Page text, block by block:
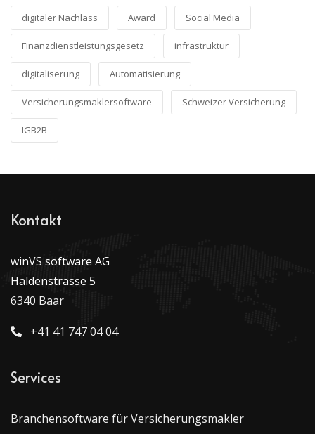
digitaler Nachlass Award Social Media
Finanzdienstleistungsgesetz infrastruktur
digitaliserung Automatisierung
Versicherungsmaklersoftware Schweizer Versicherung
IGB2B
Kontakt
winVS software AG
Haldenstrasse 5
6340 Baar
+41 41 747 04 04
Services
Branchensoftware für Versicherungsmakler